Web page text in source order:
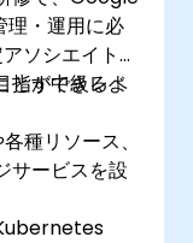
理・運用に必
ソシエイト
指す中級レベ
とができるよ
種リソース、
サービスを設